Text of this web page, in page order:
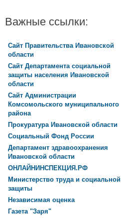
Важные ссылки:
Сайт Правительства Ивановской
области
Сайт Департамента социальной
защиты населения Ивановской
области
Сайт Администрации
Комсомольского муниципального
района
Прокуратура Ивановской области
Социальный Фонд России
Департамент здравоохранения
Ивановской области
ОНЛАЙНИНСПЕКЦИЯ.РФ
Министерство труда и социальной
защиты
Независимая оценка
Газета "Заря"